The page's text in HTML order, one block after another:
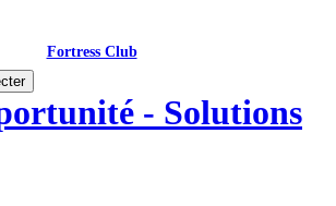
Fortress Club
- Solutions